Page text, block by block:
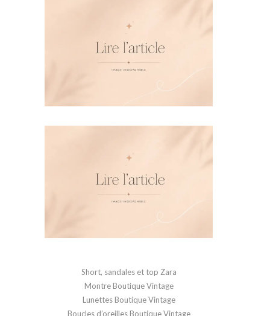
Short, sandales et top Zara
Montre Boutique Vintage
Lunettes Boutique Vintage
Boucles d’oreilles Boutique Vintage